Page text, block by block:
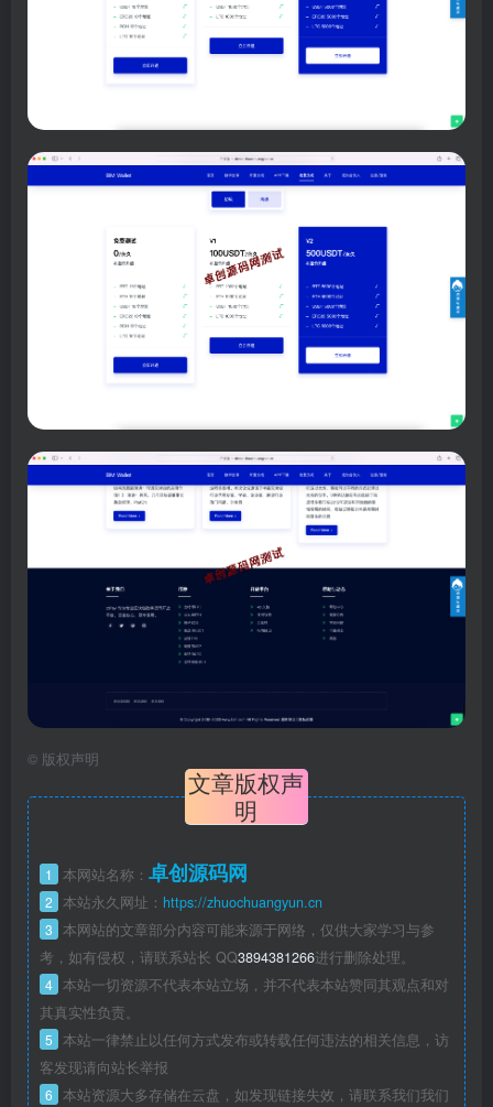
© 版权声明
文章版权声
明
1 本网站名称： 卓创源码网
2 本站永久网址： https://zhuochuangyun.cn
3 本网站的文章部分内容可能来源于网络，仅供大家学习与参
考，如有侵权，请联系站长 QQ3894381266进行删除处理。
4 本站一切资源不代表本站立场，并不代表本站赞同其观点和对
其真实性负责。
5 本站一律禁止以任何方式发布或转载任何违法的相关信息，访
客发现请向站长举报
6 本站资源大多存储在云盘，如发现链接失效，请联系我们我们